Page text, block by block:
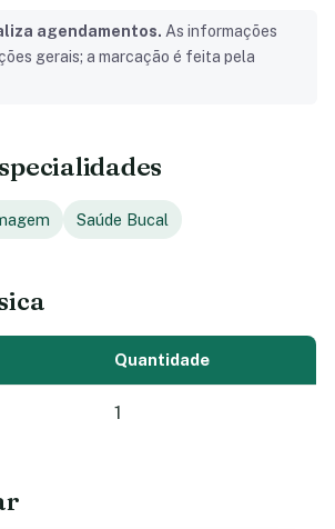
agendamentos. As informações
gerais; a marcação é feita pela
Saúde Bucal
Quantidade
1